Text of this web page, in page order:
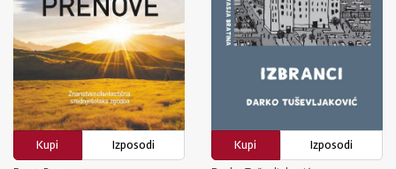
Kupi
Izposodi
Kupi
Izposodi